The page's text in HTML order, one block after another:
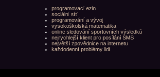
programovací ezin
sociální síť
programování a vývoj
vysokoškolská matematika
online sledování sportovních výsledků
nejrychlejší klient pro posílání SMS
největší zpovědnice na internetu
každodenní problémy lidí